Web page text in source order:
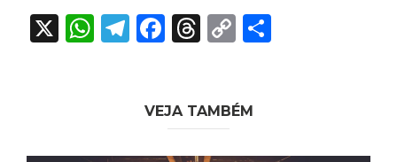
X WhatsApp
Telegram
Facebook
Threads
Copy
VEJA TAMBÉM